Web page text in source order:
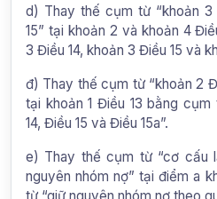
d) Thay thế cụm từ “khoản
15” tại khoản 2 và khoản 4
3 Điều 14, khoản 3 Điều 15 và
đ) Thay thế cụm từ “khoản 2
tại khoản 1 Điều 13 bằng
14, Điều 15 và Điều 15a”.
e) Thay thế cụm từ “cơ cấu
nguyên nhóm nợ” tại điểm a